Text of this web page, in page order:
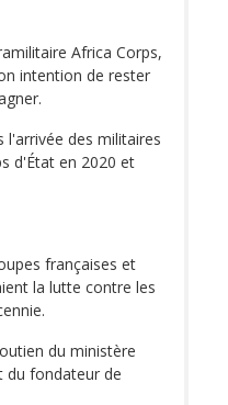
Africa Corps,
intention de rester
l'arrivée des militaires
d'État en 2020 et
françaises et
la lutte contre les
du ministère
du fondateur de